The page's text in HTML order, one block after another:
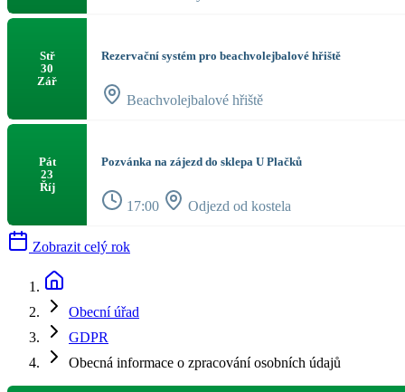
Stř
30
Zář
Rezervační systém pro beachvolejbalové hřiště
Beachvolejbalové hřiště
Pát
23
Říj
Pozvánka na zájezd do sklepa U Plačků
17:00 Odjezd od kostela
Zobrazit celý rok
Obecní úřad
GDPR
Obecná informace o zpracování osobních údajů